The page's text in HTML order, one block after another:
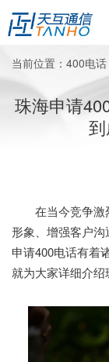
当前位置： 400电话
珠海申请
在当今竞争激
形象、增强客户沟
申请400电话有着
就为大家详细介绍